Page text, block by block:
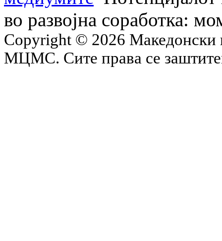
во развојна соработка:
Copyright © 2026 Македонски
МЦМС. Сите права се